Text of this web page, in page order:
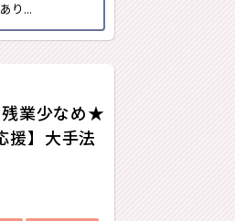
り...
業少なめ★
援】大手法